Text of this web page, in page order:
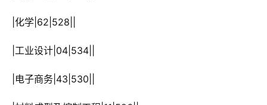
|化学|62|528||
|工业设计|04|534||
|电子商务|43|530||